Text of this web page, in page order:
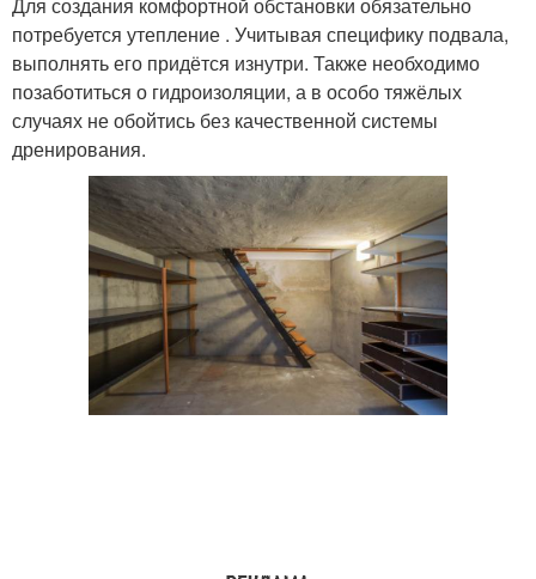
потребуется утепление . Учитывая специфику подвала,
выполнять его придётся изнутри. Также необходимо
позаботиться о гидроизоляции, а в особо тяжёлых
случаях не обойтись без качественной системы
дренирования.